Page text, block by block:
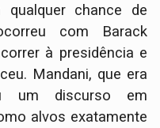
chance de
com Barack
à presidência e
Mandani, que era
um discurso em
alvos exatamente